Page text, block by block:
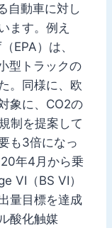
自動車に対し
ます。例え
EPA）は、
型トラックの
。同様に、欧
象に、CO2の
制を提案して
も3倍になっ
年4月から乗
VI（BS VI）
量目標を達成
酸化触媒